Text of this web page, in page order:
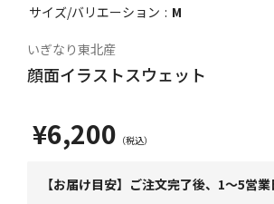
サイズ/バリエーション M
いぎなり東北産
顔面イラストスウェット
¥6,200
【お届け目安】ご注文完了後、1～5営